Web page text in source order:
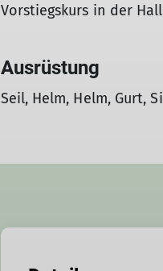
Vorstiegskurs in der
Ausrüstung
Seil, Helm, Helm, Gurt,